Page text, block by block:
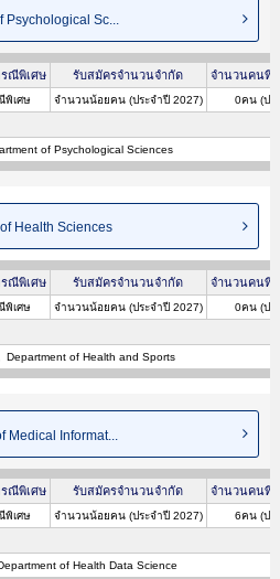
Psychological Sc...
ณีพิเศษ รับสมัครจำนวนจำกัด จำนวนคนที่
พิเศษ จำนวนน้อยคน (ประจำปี 2027) 0คน (ปร
of Psychological Sciences
Health Sciences
ณีพิเศษ รับสมัครจำนวนจำกัด จำนวนคนที่
พิเศษ จำนวนน้อยคน (ประจำปี 2027) 0คน (ปร
Department of Health and Sports
Medical Informat...
ณีพิเศษ รับสมัครจำนวนจำกัด จำนวนคนที่
พิเศษ จำนวนน้อยคน (ประจำปี 2027) 6คน (ปร
of Health Data Science